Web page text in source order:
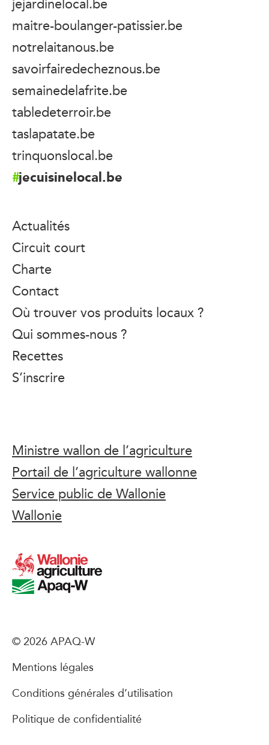
maitre-boulanger-patissier.be
notrelaitanous.be
savoirfairedecheznous.be
semainedelafrite.be
tabledeterroir.be
taslapatate.be
trinquonslocal.be
jecuisinelocal.be
Actualités
Circuit court
Charte
Contact
Où trouver vos produits locaux ?
Qui sommes-nous ?
Recettes
S’inscrire
Ministre wallon de l’agriculture
Portail de l’agriculture wallonne
Service public de Wallonie
Wallonie
© 2026 APAQ-W
Mentions légales
Conditions générales d’utilisation
Politique de confidentialité